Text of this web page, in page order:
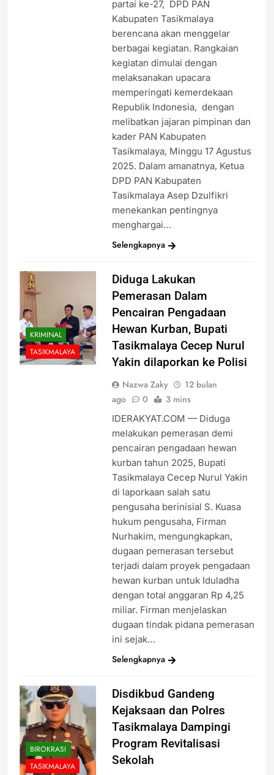
partai ke-27, DPD PAN
Kabupaten Tasikmalaya
berencana akan menggelar
berbagai kegiatan. Rangkaian
kegiatan dimulai dengan
melaksanakan upacara
memperingati kemerdekaan
Republik Indonesia, dengan
melibatkan jajaran pimpinan dan
kader PAN Kabupaten
Tasikmalaya, Minggu 17 Agustus
2025. Dalam amanatnya, Ketua
DPD PAN Kabupaten
Tasikmalaya Asep Dzulfikri
menekankan pentingnya
menghargai…
Selengkapnya
KRIMINAL
TASIKMALAYA
Diduga Lakukan
Pemerasan Dalam
Pencairan Pengadaan
Hewan Kurban, Bupati
Tasikmalaya Cecep Nurul
Yakin dilaporkan ke Polisi
Nazwa Zaky
12 bulan
ago
0 3 mins
IDERAKYAT.COM — Diduga
melakukan pemerasan demi
pencairan pengadaan hewan
kurban tahun 2025, Bupati
Tasikmalaya Cecep Nurul Yakin
di laporkaan salah satu
pengusaha berinisial S. Kuasa
hukum pengusaha, Firman
Nurhakim, mengungkapkan,
dugaan pemerasan tersebut
terjadi dalam proyek pengadaan
hewan kurban untuk Iduladha
dengan total anggaran Rp 4,25
miliar. Firman menjelaskan
dugaan tindak pidana pemerasan
ini sejak…
Selengkapnya
BIROKRASI
TASIKMALAYA
Disdikbud Gandeng
Kejaksaan dan Polres
Tasikmalaya Dampingi
Program Revitalisasi
Sekolah